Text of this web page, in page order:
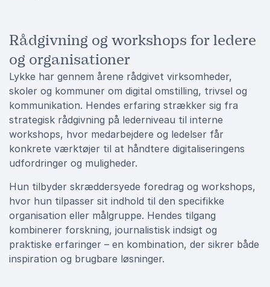
Rådgivning og workshops for ledere
og organisationer
Lykke har gennem årene rådgivet virksomheder,
skoler og kommuner om digital omstilling, trivsel og
kommunikation. Hendes erfaring strækker sig fra
strategisk rådgivning på lederniveau til interne
workshops, hvor medarbejdere og ledelser får
konkrete værktøjer til at håndtere digitaliseringens
udfordringer og muligheder.
Hun tilbyder skræddersyede foredrag og workshops,
hvor hun tilpasser sit indhold til den specifikke
organisation eller målgruppe. Hendes tilgang
kombinerer forskning, journalistisk indsigt og
praktiske erfaringer – en kombination, der sikrer både
inspiration og brugbare løsninger.